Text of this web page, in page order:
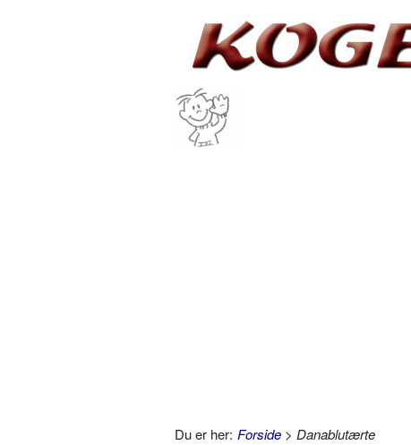
Du er her: Forside > Danablutærte